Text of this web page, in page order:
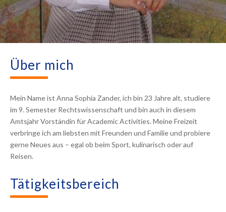
Über mich
Mein Name ist Anna Sophia Zander, ich bin 23 Jahre alt, studiere
im 9. Semester Rechtswissenschaft und bin auch in diesem
Amtsjahr Vorständin für Academic Activities. Meine Freizeit
verbringe ich am liebsten mit Freunden und Familie und probiere
gerne Neues aus – egal ob beim Sport, kulinarisch oder auf
Reisen.
Tätigkeitsbereich